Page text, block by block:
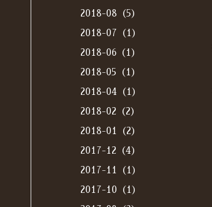
2018-08（5）
2018-07（1）
2018-06（1）
2018-05（1）
2018-04（1）
2018-02（2）
2018-01（2）
2017-12（4）
2017-11（1）
2017-10（1）